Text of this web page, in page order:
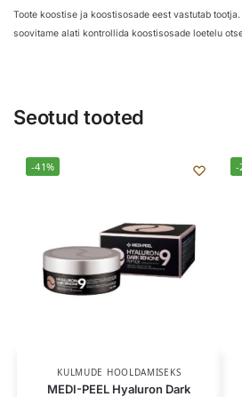
Toote koostise ja koostisosade eest vastutab
soovitame alati kontrollida koostisosade loetelu
Seotud tooted
-41%
KULMUDE HOOLDAMISEKS
MEDI-PEEL Hyaluron Dark
-